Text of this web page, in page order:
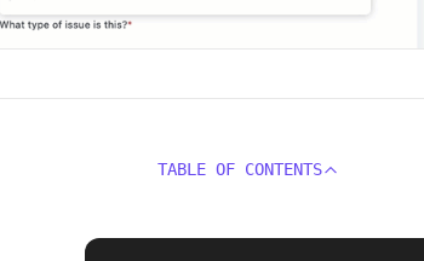
TABLE OF CONTENTS